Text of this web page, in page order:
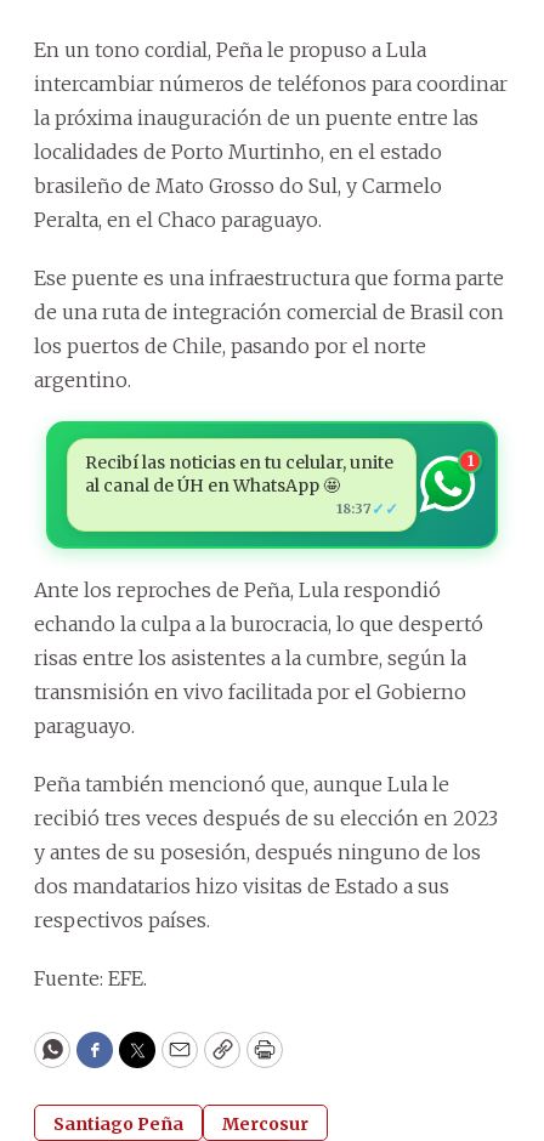
En un tono cordial, Peña le propuso a Lula
intercambiar números de teléfonos para coordinar
la próxima inauguración de un puente entre las
localidades de Porto Murtinho, en el estado
brasileño de Mato Grosso do Sul, y Carmelo
Peralta, en el Chaco paraguayo.
Ese puente es una infraestructura que forma parte
de una ruta de integración comercial de Brasil con
los puertos de Chile, pasando por el norte
argentino.
Recibí las noticias en tu celular, unite
al canal de ÚH en WhatsApp 🤩
18:37 ✓✓
1
Ante los reproches de Peña, Lula respondió
echando la culpa a la burocracia, lo que despertó
risas entre los asistentes a la cumbre, según la
transmisión en vivo facilitada por el Gobierno
paraguayo.
Peña también mencionó que, aunque Lula le
recibió tres veces después de su elección en 2023
y antes de su posesión, después ninguno de los
dos mandatarios hizo visitas de Estado a sus
respectivos países.
Fuente: EFE.
WhatsApp
Facebook
Twitter
EmailCopyPrint
Santiago Peña
Mercosur